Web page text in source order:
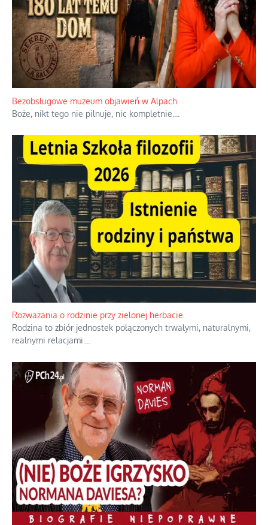
Bezobsługowe muzeum objawień w Alpach
Boże, nikt tego nie pilnuje, nic kompletnie.
Rozważania o rodzinie przy zielonej herbacie
Rodzina to zbiór jednostek połączonych trwałymi, naturalnymi,
realnymi relacjami.